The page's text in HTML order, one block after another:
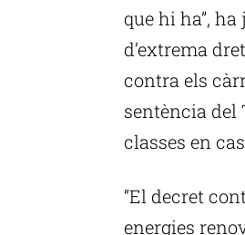
que hi ha”,
d’extrema
contra els
sentència del
classes en
“El decret
energies